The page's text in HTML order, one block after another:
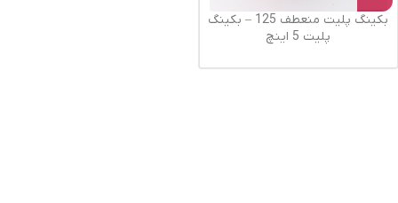
بکینگ پلیت منعطف 125 – بکینگ
پلیت 5 اینچ